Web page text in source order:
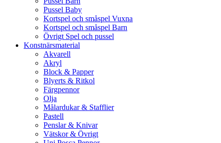
Pussel Baby
Kortspel och småspel Vuxna
Kortspel och småspel Barn
Övrigt Spel och pussel
Konstnärsmaterial
Akvarell
Akryl
Block & Papper
Blyerts & Ritkol
Färgpennor
Olja
Målardukar & Stafflier
Pastell
Penslar & Knivar
Vätskor & Övrigt